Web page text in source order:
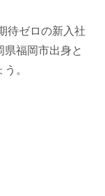
待ゼロの新入社
県福岡市出身と
。